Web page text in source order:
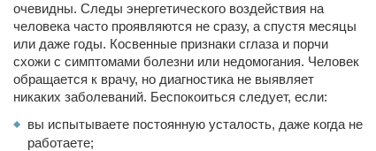
очевидны. Следы энергетического воздействия на
человека часто проявляются не сразу, а спустя месяцы
или даже годы. Косвенные признаки сглаза и порчи
схожи с симптомами болезни или недомогания. Человек
обращается к врачу, но диагностика не выявляет
никаких заболеваний. Беспокоиться следует, если:
вы испытываете постоянную усталость, даже когда не
работаете;